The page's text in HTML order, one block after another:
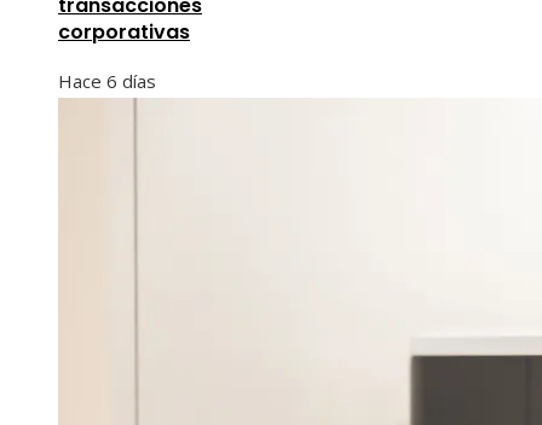
corporativas
Hace 6 días